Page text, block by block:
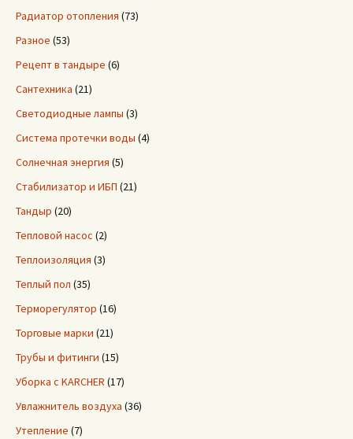
Радиатор отопления (73)
Разное (53)
Рецепт в тандыре (6)
Сантехника (21)
Светодиодные лампы (3)
Система протечки воды (4)
Солнечная энергия (5)
Стабилизатор и ИБП (21)
Тандыр (20)
Тепловой насос (2)
Теплоизоляция (3)
Теплый пол (35)
Терморегулятор (16)
Торговые марки (21)
Трубы и фитинги (15)
Уборка с KARCHER (17)
Увлажнитель воздуха (36)
Утепление (7)